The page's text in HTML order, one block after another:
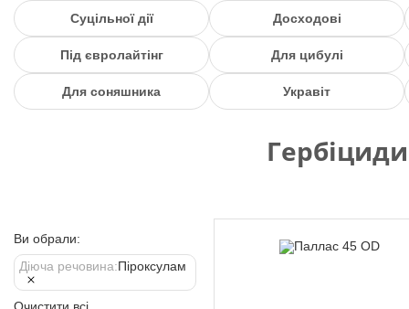
Щоденник
Доставка
Відгуки
0 800 203
Суцільної дії Досходові
Під євролайтінг Для цибулі
Для соняшника Укравіт
Ви обрали:
Діюча речовина:Піроксулам